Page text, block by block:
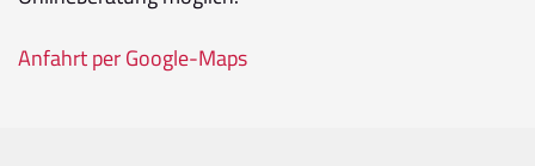
Anfahrt per Google-Maps